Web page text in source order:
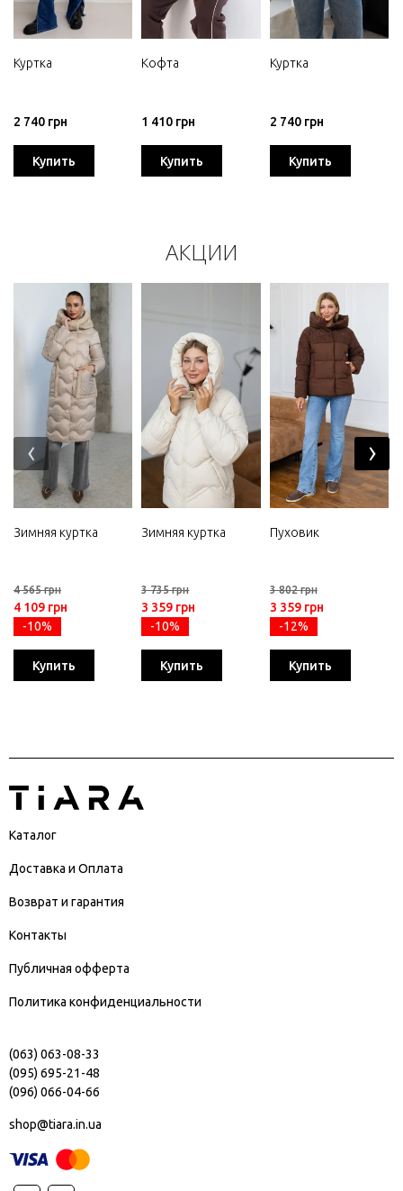
Куртка
2 740 грн
Купить
Кофта
1 410 грн
Купить
Куртка
2 740 грн
Купить
АКЦИИ
Зимняя куртка
4 565 грн
4 109 грн
-10%
Купить
Зимняя куртка
3 735 грн
3 359 грн
-10%
Купить
Пуховик
3 802 грн
3 359 грн
-12%
Купить
‹ ›
Каталог
Доставка и Оплата
Возврат и гарантия
Контакты
Публичная офферта
Политика конфиденциальности
(063) 063-08-33
(095) 695-21-48
(096) 066-04-66
shop@tiara.in.ua